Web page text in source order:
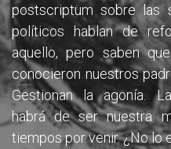
postscriptum sobre las
políticos hablan de
aquello, pero saben
conocieron nuestros
Gestionan la agonía.
habrá de ser nuestra
tiempos por venir. ¿No lo